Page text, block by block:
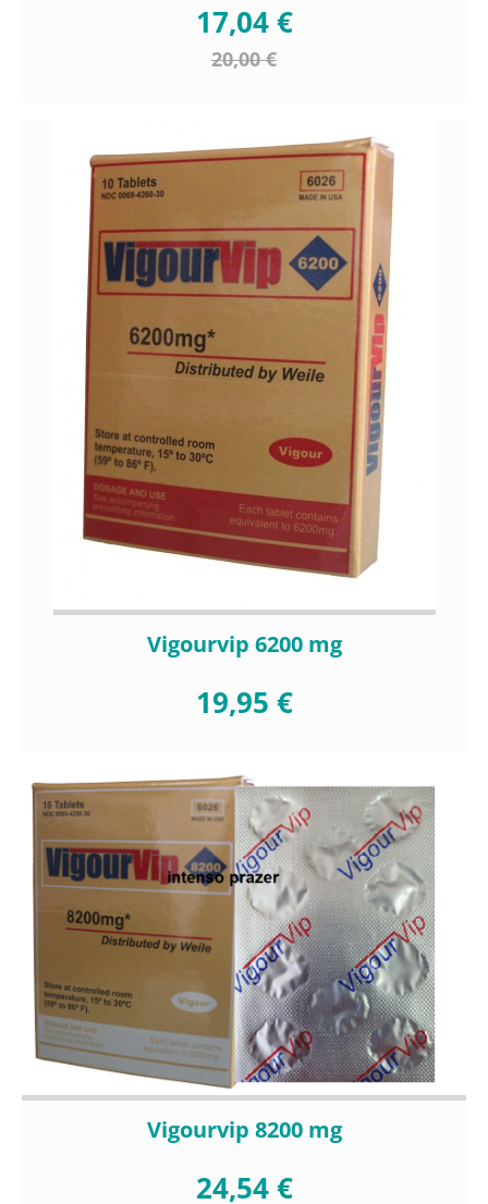
17,04 €
20,00 €
Vigourvip 6200 mg
19,95 €
Vigourvip 8200 mg
24,54 €